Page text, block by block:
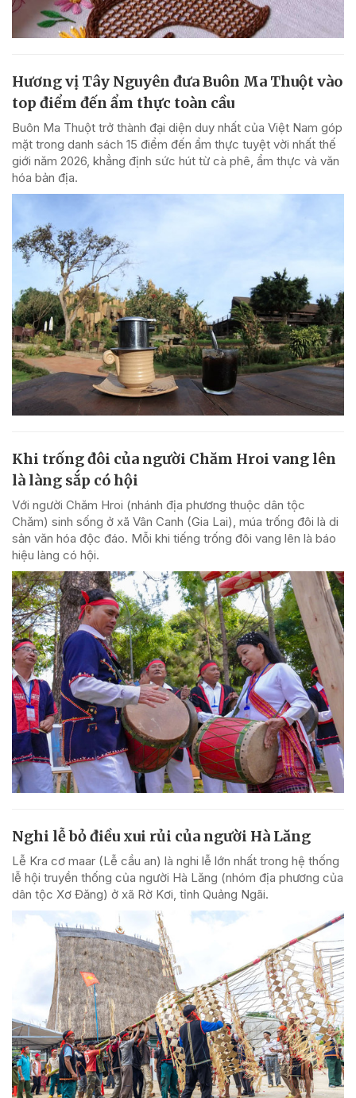
Hương vị Tây Nguyên đưa Buôn Ma Thuột vào
top điểm đến ẩm thực toàn cầu
Buôn Ma Thuột trở thành đại diện duy nhất của Việt Nam góp
mặt trong danh sách 15 điểm đến ẩm thực tuyệt vời nhất thế
giới năm 2026, khẳng định sức hút từ cà phê, ẩm thực và văn
hóa bản địa.
Khi trống đôi của người Chăm Hroi vang lên
là làng sắp có hội
Với người Chăm Hroi (nhánh địa phương thuộc dân tộc
Chăm) sinh sống ở xã Vân Canh (Gia Lai), múa trống đôi là di
sản văn hóa độc đáo. Mỗi khi tiếng trống đôi vang lên là báo
hiệu làng có hội.
Nghi lễ bỏ điều xui rủi của người Hà Lăng
Lễ Kra cơ maar (Lễ cầu an) là nghi lễ lớn nhất trong hệ thống
lễ hội truyền thống của người Hà Lăng (nhóm địa phương của
dân tộc Xơ Đăng) ở xã Rờ Kơi, tỉnh Quảng Ngãi.